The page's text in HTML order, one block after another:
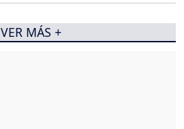
VER MÁS +